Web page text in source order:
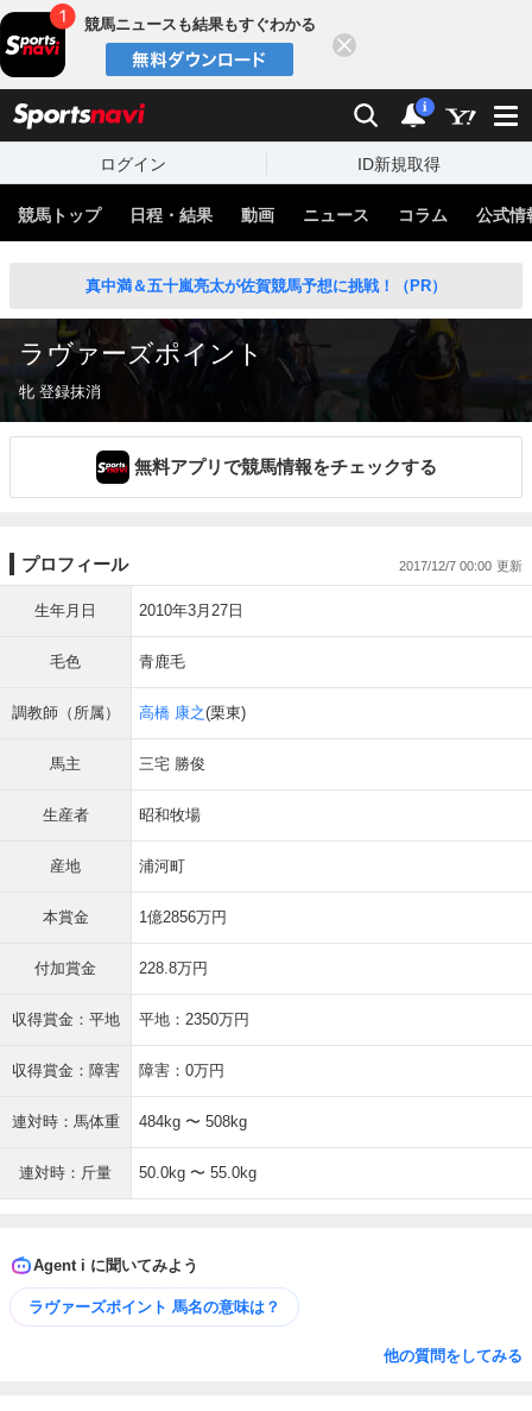
競馬ニュースも結果もすぐわかる
検索 通知
i
ログイン ID新規取得
競馬トップ 日程・結果 動画 ニュース コラム 公式情
真中満＆五十嵐亮太が佐賀競馬予想に挑戦！（PR）
ラヴァーズポイント
牝 登録抹消
無料アプリで競馬情報をチェックする
プロフィール 2017/12/7 00:00
生年月日 2010年3月27日
毛色 青鹿毛
調教師（所属） 高橋 康之(栗東)
馬主 三宅 勝俊
生産者 昭和牧場
産地 浦河町
本賞金 1億2856万円
付加賞金 228.8万円
収得賞金：平地 平地：2350万円
収得賞金：障害 障害：0万円
連対時：馬体重 484kg 〜 508kg
連対時：斤量 50.0kg 〜 55.0kg
Agent i に聞いてみよう
ラヴァーズポイント 馬名の意味は？
他の質問をしてみる